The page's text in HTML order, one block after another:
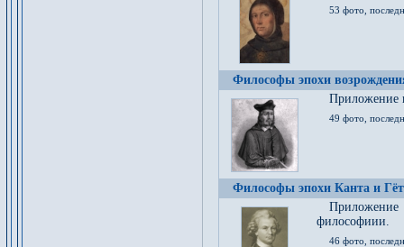
53 фото,
Философы эпохи
Приложение
49 фото,
Философы эпохи Канта и
философиии.
46 фото,